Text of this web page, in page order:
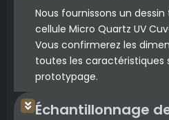
Nous fournissons un
cellule Micro Quartz UV
Vous confirmerez les
toutes les caractéristiques
prototypage.
Échantillonnage